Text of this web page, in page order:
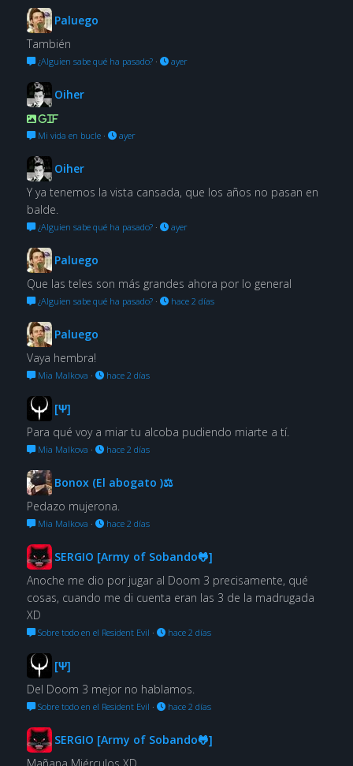
Paluego
También
¿Alguien sabe qué ha pasado?· ayer
Oiher
GIF
Mi vida en bucle· ayer
Oiher
Y ya tenemos la vista cansada, que los años no pasan en
balde.
¿Alguien sabe qué ha pasado?· ayer
Paluego
Que las teles son más grandes ahora por lo general
¿Alguien sabe qué ha pasado?· hace 2 días
Paluego
Vaya hembra!
Mia Malkova · hace 2 días
[Ψ]
Para qué voy a miar tu alcoba pudiendo miarte a tí.
Mia Malkova · hace 2 días
Bonox (El abogato )⚖
Pedazo mujerona.
Mia Malkova · hace 2 días
SERGIO [Army of Sobando🐸]
Anoche me dio por jugar al Doom 3 precisamente, qué
cosas, cuando me di cuenta eran las 3 de la madrugada
XD
Sobre todo en el Resident Evil · hace 2 días
[Ψ]
Del Doom 3 mejor no hablamos.
Sobre todo en el Resident Evil · hace 2 días
SERGIO [Army of Sobando🐸]